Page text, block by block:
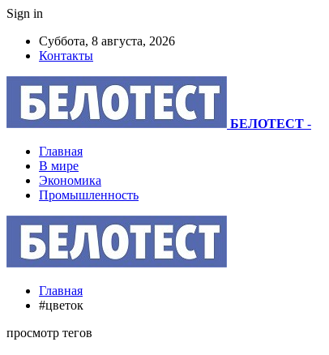
Sign in
Суббота, 8 августа, 2026
Контакты
БЕЛОТЕСТ -
Главная
В мире
Экономика
Промышленность
Главная
#цветок
просмотр тегов